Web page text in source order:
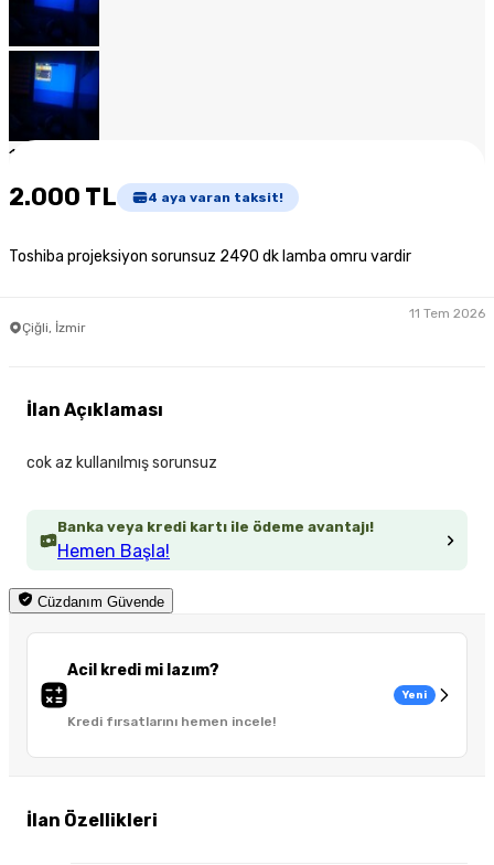
1
2.000 TL 4 aya varan taksit!
Toshiba projeksiyon sorunsuz 2490 dk lamba omru vardir
Çiğli, İzmir
11 Tem 2026
Banka veya kredi kartı ile ödeme avantajı!
Hemen Başla!
Cüzdanım Güvende
Acil kredi mi lazım?
Kredi fırsatlarını hemen incele!
Yeni
İlan Özellikleri
İlan Açıklaması
cok az kullanılmış sorunsuz